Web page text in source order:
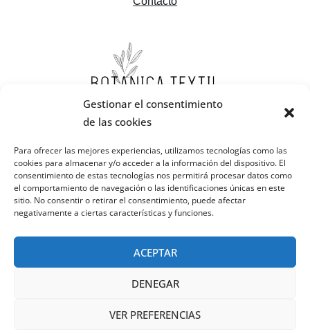
Gestionar el consentimiento
de las cookies
Para ofrecer las mejores experiencias, utilizamos tecnologías como las
cookies para almacenar y/o acceder a la información del dispositivo. El
consentimiento de estas tecnologías nos permitirá procesar datos como
el comportamiento de navegación o las identificaciones únicas en este
sitio. No consentir o retirar el consentimiento, puede afectar
negativamente a ciertas características y funciones.
ACEPTAR
DENEGAR
VER PREFERENCIAS